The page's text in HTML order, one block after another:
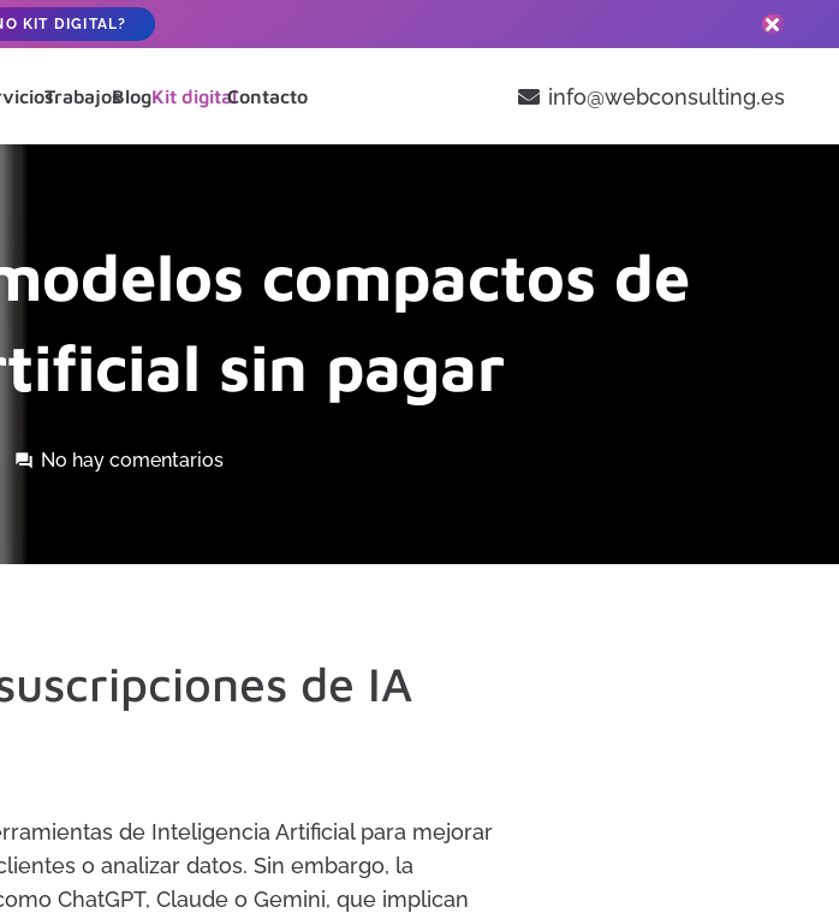
KIT DIGITAL?
TrabajosBlogKit digitalContacto info@webconsulting.es
compactos de
sin pagar
forum No hay comentarios
de IA
de Inteligencia Artificial para mejorar
o analizar datos. Sin embargo, la
ChatGPT, Claude o Gemini, que implican